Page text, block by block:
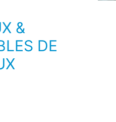
&
DE